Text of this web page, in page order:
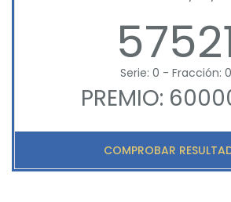
Serie: 0 - Fracción: 0
PREMIO:
COMPROBAR